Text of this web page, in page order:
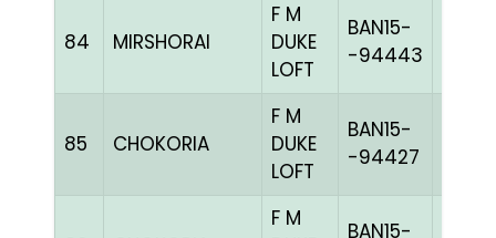
84 MIRSHORAI
F M
DUKE
LOFT
BAN15-
-94443
85 CHOKORIA
F M
DUKE
LOFT
BAN15-
-94427
F M
BAN15-